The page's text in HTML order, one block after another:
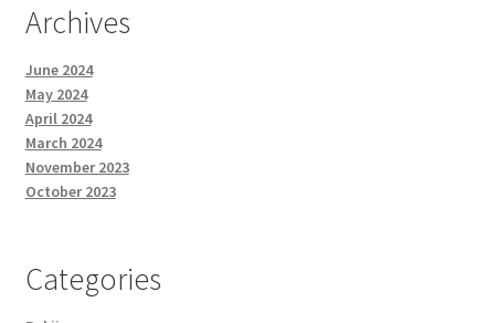
Archives
June 2024
May 2024
April 2024
March 2024
November 2023
October 2023
Categories